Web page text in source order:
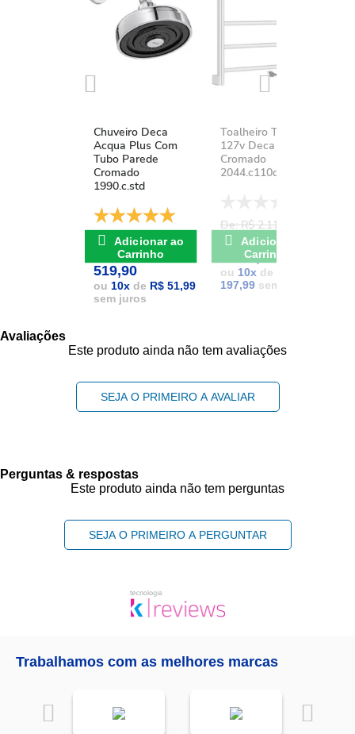
Chuveiro Deca
Acqua Plus Com
Tubo Parede
Cromado
1990.c.std
De: R$ 741,17
POR: R$
519,90
ou 10xde R$ 51,99
sem juros
Adicionar ao
Carrinho
Toalheiro Térmico
127v Deca You
Cromado
2044.c110d.aqc
De: R$ 2.111,37
POR: R$
1.979,90
ou 10x de
197,99sem juros
Carrinho
Avaliações
Este produto ainda não tem avaliações
SEJA O PRIMEIRO A AVALIAR
Perguntas & respostas
Este produto ainda não tem perguntas
SEJA O PRIMEIRO A PERGUNTAR
Trabalhamos com as melhores marcas